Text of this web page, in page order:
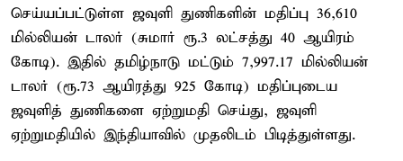
செய்யப்பட்டுள்ள ஜவுளி துணிகளின் மதிப்பு 36,610
மில்லியன் டாலர் (சுமார் ரூ.3 லட்சத்து 40 ஆயிரம்
கோடி). இதில் தமிழ்நாடு மட்டும் 7,997.17 மில்லியன்
டாலர் (ரூ.73 ஆயிரத்து 925 கோடி) மதிப்புடைய
ஜவுளித் துணிகளை ஏற்றுமதி செய்து, ஜவுளி
ஏற்றுமதியில் இந்தியாவில் முதலிடம் பிடித்துள்ளது.